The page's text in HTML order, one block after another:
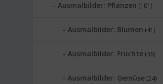
Ausmalbilder: Pflanzen (101)
Ausmalbilder: Blumen (41)
Ausmalbilder: Früchte (36)
Ausmalbilder: Gemüse (24)